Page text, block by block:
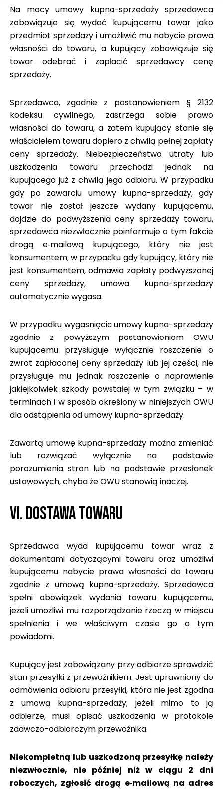
Na mocy umowy kupna-sprzedaży sprzedawca
zobowiązuje się wydać kupującemu towar jako
przedmiot sprzedaży i umożliwić mu nabycie prawa
własności do towaru, a kupujący zobowiązuje się
towar odebrać i zapłacić sprzedawcy cenę
sprzedaży.
Sprzedawca, zgodnie z postanowieniem § 2132
kodeksu cywilnego, zastrzega sobie prawo
własności do towaru, a zatem kupujący stanie się
właścicielem towaru dopiero z chwilą pełnej zapłaty
ceny sprzedaży. Niebezpieczeństwo utraty lub
uszkodzenia towaru przechodzi jednak na
kupującego już z chwilą jego odbioru. W przypadku
gdy po zawarciu umowy kupna-sprzedaży, gdy
towar nie został jeszcze wydany kupującemu,
dojdzie do podwyższenia ceny sprzedaży towaru,
sprzedawca niezwłocznie poinformuje o tym fakcie
drogą e‑mailową kupującego, który nie jest
konsumentem; w przypadku gdy kupujący, który nie
jest konsumentem, odmawia zapłaty podwyższonej
ceny sprzedaży, umowa kupna-sprzedaży
automatycznie wygasa.
W przypadku wygasnięcia umowy kupna-sprzedaży
zgodnie z powyższym postanowieniem OWU
kupującemu przysługuje wyłącznie roszczenie o
zwrot zapłaconej ceny sprzedaży lub jej części, nie
przysługuje mu jednak roszczenie o naprawienie
jakiejkolwiek szkody powstałej w tym związku – w
terminach i w sposób określony w niniejszych OWU
dla odstąpienia od umowy kupna-sprzedaży.
Zawartą umowę kupna-sprzedaży można zmieniać
lub rozwiązać wyłącznie na podstawie
porozumienia stron lub na podstawie przesłanek
ustawowych, chyba że OWU stanowią inaczej.
VI. DOSTAWA TOWARU
Sprzedawca wyda kupującemu towar wraz z
dokumentami dotyczącymi towaru oraz umożliwi
kupującemu nabycie prawa własności do towaru
zgodnie z umową kupna-sprzedaży. Sprzedawca
spełni obowiązek wydania towaru kupującemu,
jeżeli umożliwi mu rozporządzanie rzeczą w miejscu
spełnienia i we właściwym czasie go o tym
powiadomi.
Kupujący jest zobowiązany przy odbiorze sprawdzić
stan przesyłki z przewoźnikiem. Jest uprawniony do
odmówienia odbioru przesyłki, która nie jest zgodna
z umową kupna-sprzedaży; jeżeli mimo to ją
odbierze, musi opisać uszkodzenia w protokole
zdawczo-odbiorczym przewoźnika.
Niekompletną lub uszkodzoną przesyłkę należy
niezwłocznie, nie później niż w ciągu 2 dni
roboczych, zgłosić drogą e‑mailową na adres